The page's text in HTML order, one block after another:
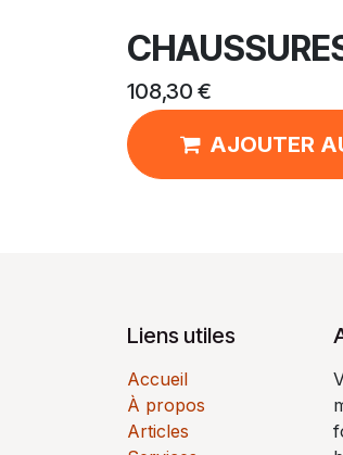
108,30 €
AJOUTER
Liens utiles
Accueil
À propos
Articles